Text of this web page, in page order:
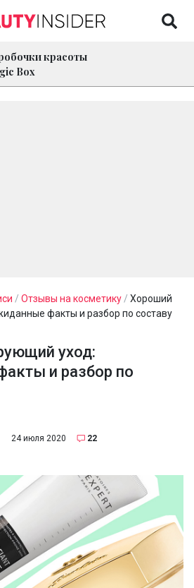
красоты
Box
/ Отзывы на косметику / Хороший
факты и разбор по составу
уход:
и разбор по
24 июля 2020 22